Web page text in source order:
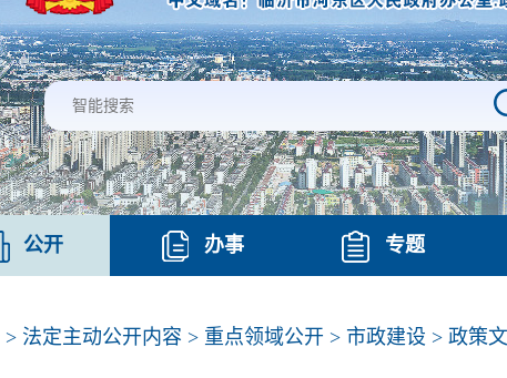
公开 办事 专题
> 法定主动公开内容 > 重点领域公开 > 市政建设 > 政策